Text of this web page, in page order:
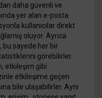
daha güvenli ve
yer alan e-posta
kullanıcılar direkt
oluyor. Ayrıca
bu sayede her bir
görebilirler.
etkileşim gibi
etkileşime geçen
bile ulaşabilirler. Aynı